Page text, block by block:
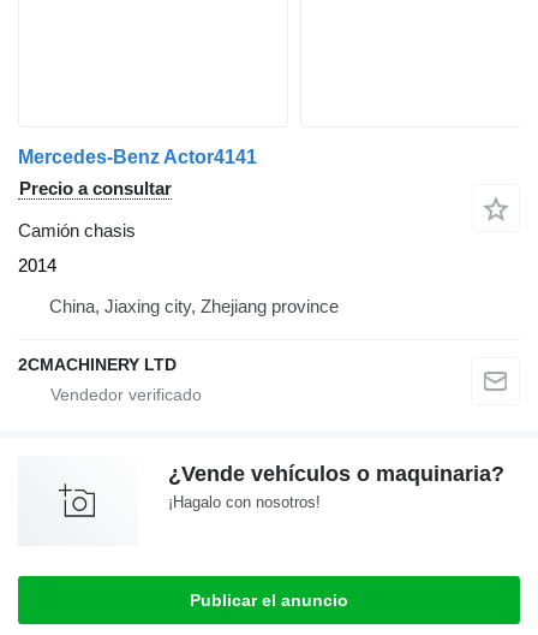
Mercedes-Benz Actor4141
Precio a consultar
Camión chasis
2014
China, Jiaxing city, Zhejiang province
2CMACHINERY LTD
¿Vende vehículos o maquinaria?
¡Hagalo con nosotros!
Publicar el anuncio